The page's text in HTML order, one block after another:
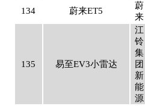
134 蔚来ET5
蔚
来
135 易至EV3小雷达
江
铃
集
团
新
能
源